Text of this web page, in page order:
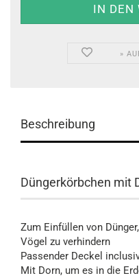
»
Beschreibung
Düngerkörbchen mit
Zum Einfüllen von
Vögel zu verhindern
Passender Deckel
Mit Dorn, um es in die